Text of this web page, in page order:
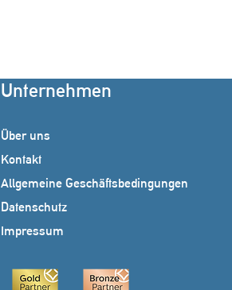
Unternehmen
Über uns
Kontakt
Allgemeine Geschäftsbedingungen
Datenschutz
Impressum